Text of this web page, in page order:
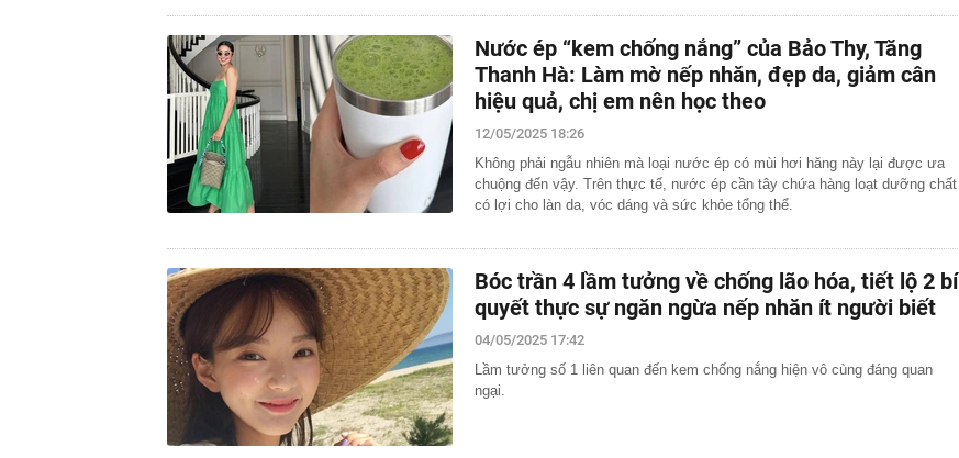
Nước ép “kem chống nắng” của Bảo Thy, Tăng
Thanh Hà: Làm mờ nếp nhăn, đẹp da, giảm cân
hiệu quả, chị em nên học theo
12/05/2025 18:26
Không phải ngẫu nhiên mà loại nước ép có mùi hơi hăng này lại được ưa
chuộng đến vậy. Trên thực tế, nước ép cần tây chứa hàng loạt dưỡng chất
có lợi cho làn da, vóc dáng và sức khỏe tổng thể.
Bóc trần 4 lầm tưởng về chống lão hóa, tiết lộ 2 bí
quyết thực sự ngăn ngừa nếp nhăn ít người biết
04/05/2025 17:42
Lầm tưởng số 1 liên quan đến kem chống nắng hiện vô cùng đáng quan
ngại.